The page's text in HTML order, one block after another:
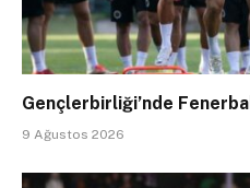
Gençlerbirliği’nde
9 Ağustos 2026